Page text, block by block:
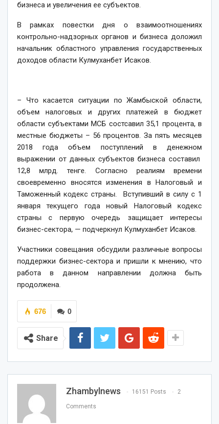
бизнеса и увеличения ее субъектов.
В рамках повестки дня о взаимоотношениях
контрольно-надзорных органов и бизнеса доложил
начальник областного управления государственных
доходов области Кулмуханбет Исаков.
– Что касается ситуации по Жамбыской области,
объем налоговых и других платежей в бюджет
области субъектами МСБ состсавил 35,1 процента, в
местные бюджеты – 56 процентов. За пять месяцев
2018 года объем поступлений в денежном
выражении от данных субъектов бизнеса составил
12,8 млрд. тенге. Согласно реалиям времени
своевременно вносятся изменения в Налоговый и
Таможенный кодекс страны. Вступивший в силу с 1
января текущего года новый Налоговый кодекс
страны с первую очередь защищает интересы
бизнес-сектора, — подчеркнул Кулмуханбет Исаков.
Участники совещания обсудили различные вопросы
поддержки бизнес-сектора и пришли к мнению, что
работа в данном направлении должна быть
продолжена.
0
676
Share
Zhambylnews 16151 Posts 2
Comments